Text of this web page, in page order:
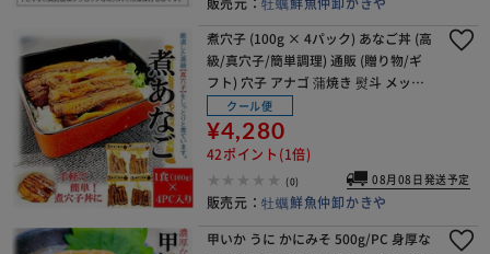
煮穴子 (100g × 4パック) あなご丼 (高
級/真穴子/簡単調理) 通販 (贈り物/ギ
フト) 穴子 アナゴ 蒲焼き 熨斗 メッセ
ージ【代引き不可】
クール便
¥4,280
42ポイント(1倍)
(0) 08月08日発送予定
販売元：牡蠣鮮魚仲卸かきや
甲いか うに かにみそ 500g/PC 身厚な